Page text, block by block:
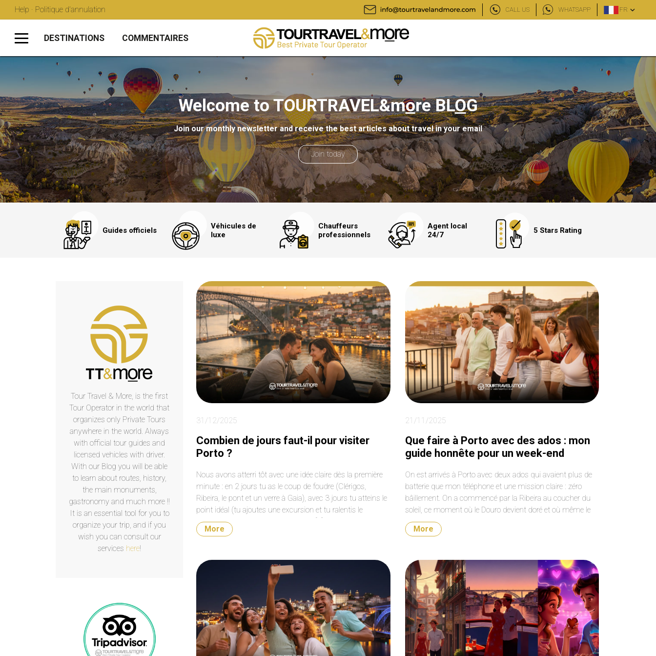
Help · Politique d’annulation CALL US WHATSAPP FR
DESTINATIONS COMMENTAIRES
Welcome to TOURTRAVEL&moreBLOG
Join our monthly newsletter and receive the best articles about travel in your email
Join today
Guides officiels
Véhicules de
luxe
Chauffeurs
professionnels
Agent local
24/7
5 Stars Rating
Tour Travel & More, is the first
Tour Operator in the world that
organizes only Private Tours
anywhere in the world. Always
with official tour guides and
licensed vehicles with driver.
With our Blog you will be able
to learn about routes, history,
the main monuments,
gastronomy and much more !!
It is an essential tool for you to
organize your trip, and if you
wish you can consult our
services here!
31/12/2025
Combien de jours faut-il pour visiter
Porto ?
Nous avons atterri tôt avec une idée claire dès la première
minute : en 2 jours tu as le coup de foudre (Clérigos,
Ribeira, le pont et un verre à Gaia), avec 3 jours tu atteins le
point idéal (tu ajoutes une excursion et tu ralentis le
rythme) et avec 5–7 jours tu fais de […]
More
21/11/2025
Que faire à Porto avec des ados : mon
guide honnête pour un week-end
On est arrivés à Porto avec deux ados qui avaient plus de
batterie que mon téléphone et une mission claire : zéro
bâillement. On a commencé par la Ribeira au coucher du
soleil, ce moment où le Douro devient doré et où même le
plus réticent pose son téléphone pour prendre une photo. «
Ok, […]
More